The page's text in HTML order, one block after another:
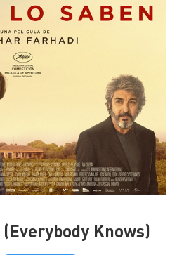
Knows)